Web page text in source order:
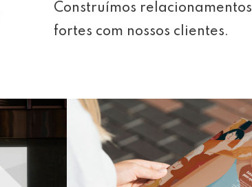
Construímos relacionamentos
fortes com nossos clientes.